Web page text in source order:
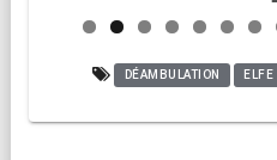
DÉAMBULATION ELFE